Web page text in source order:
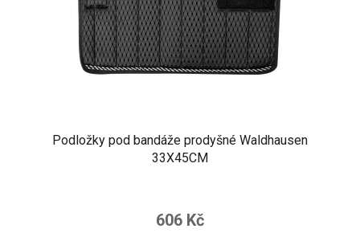
Podložky pod bandáže prodyšné Waldhausen
33X45CM
606 Kč